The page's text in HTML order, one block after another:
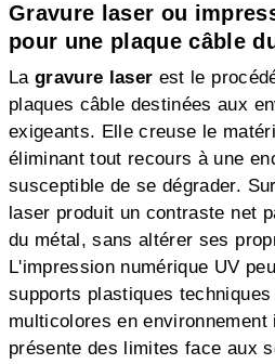
Gravure laser ou
pour une plaque câble
Lagravure laser est le
plaques câble destinées aux
exigeants. Elle creuse le
éliminant tout recours à une
susceptible de se dégrader.
laser produit un contraste net
du métal, sans altérer ses
L'impression numérique UV
supports plastiques
multicolores en
présente des limites face aux